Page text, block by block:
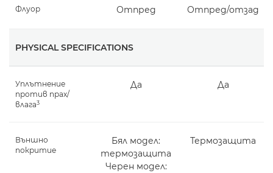
Флуор Отпред Отпред/отзад
PHYSICAL SPECIFICATIONS
Уплътнение
против прах/
влага3
Да Да
Външно
покритие
Бял модел:
термозащита
Черен модел:
Термозащита